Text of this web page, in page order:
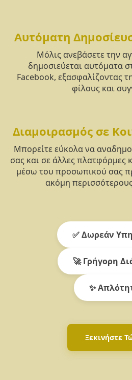
Αυτόματη
Μόλις ανεβάσετε την
δημοσιεύεται αυτόματα
Facebook, εξασφαλίζοντας
φίλους και
Διαμοιρασμός σε
Μπορείτε εύκολα να
σας και σε άλλες πλατφόρμες
μέσω του προσωπικού σας
ακόμη
✅ Δωρεάν
🚀 Γρήγορη
✨
Ξεκινήστε